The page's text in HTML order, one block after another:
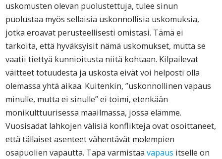
uskomusten olevan puolustettuja, tulee sinun
puolustaa myös sellaisia uskonnollisia uskomuksia,
jotka eroavat perusteellisesti omistasi. Tämä ei
tarkoita, että hyväksyisit nämä uskomukset, mutta se
vaatii tiettyä kunnioitusta niitä kohtaan. Kilpailevat
väitteet totuudesta ja uskosta eivät voi helposti olla
olemassa yhtä aikaa. Kuitenkin, ”uskonnollinen vapaus
minulle, mutta ei sinulle” ei toimi, etenkään
monikulttuurisessa maailmassa, jossa elämme.
Vuosisadat lahkojen välisiä konflikteja ovat osoittaneet,
että tällaiset asenteet vähentävät molempien
osapuolien vapautta. Tapa varmistaavapaus itselle on